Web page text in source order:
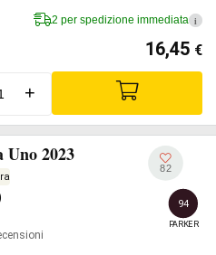
2 per spedizione immediata i
16,45 €
+
Uno 2023
82
94
PARKER